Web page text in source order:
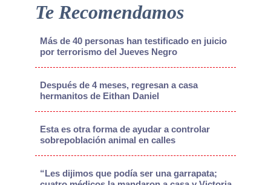
Te Recomendamos
Más de 40 personas han testificado en juicio
por terrorismo del Jueves Negro
Después de 4 meses, regresan a casa
hermanitos de Eithan Daniel
Esta es otra forma de ayudar a controlar
sobrepoblación animal en calles
“Les dijimos que podía ser una garrapata;